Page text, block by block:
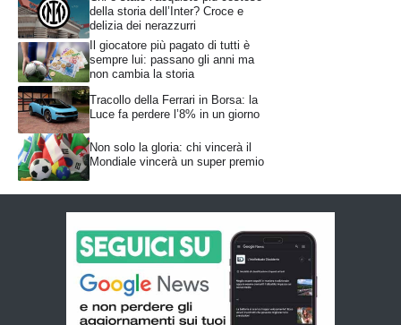
della storia dell’Inter? Croce e
delizia dei nerazzurri
Il giocatore più pagato di tutti è
sempre lui: passano gli anni ma
non cambia la storia
Tracollo della Ferrari in Borsa: la
Luce fa perdere l’8% in un giorno
Non solo la gloria: chi vincerà il
Mondiale vincerà un super premio